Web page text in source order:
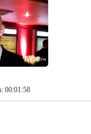
: 00:01:58